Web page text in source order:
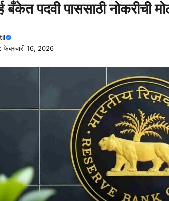
बँकेत पदवी पाससाठी नोकरीची
16, 2026